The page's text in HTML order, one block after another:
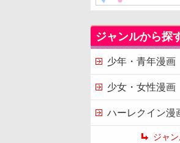
ジャンルから探
少年・青年漫画
少女・女性漫画
ハーレクイン漫
ジャ